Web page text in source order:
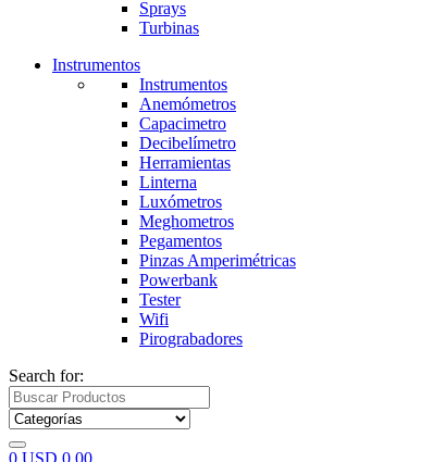
Sprays
Turbinas
Instrumentos
Instrumentos
Anemómetros
Capacimetro
Decibelímetro
Herramientas
Linterna
Luxómetros
Meghometros
Pegamentos
Pinzas Amperimétricas
Powerbank
Tester
Wifi
Pirograbadores
Search for:
0 USD 0,00